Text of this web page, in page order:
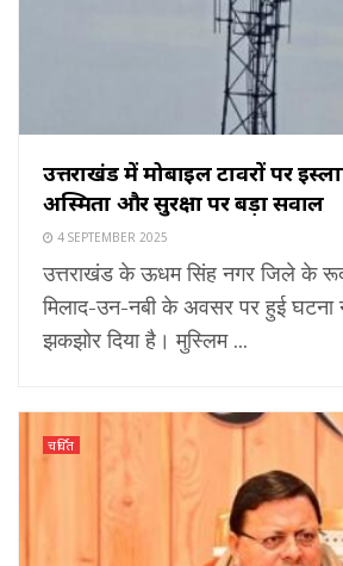
उत्तराखंड में मोबाइल टावरों पर
अस्मिता और सुरक्षा पर बड़ा सवाल
4 SEPTEMBER 2025
उत्तराखंड के ऊधम सिंह नगर जिले के
मिलाद-उन-नबी के अवसर पर हुई घटना
झकझोर दिया है। मुस्लिम ...
चर्चित